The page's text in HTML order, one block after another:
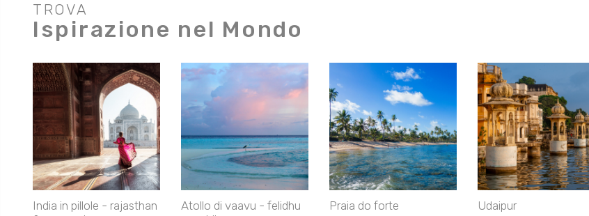
TROVA
Ispirazione nel Mondo
India in pillole - rajasthan
Atollo di vaavu - felidhu
Praia do forte Udaipur